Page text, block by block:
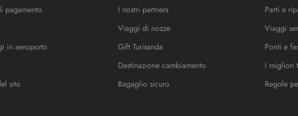
pagamento
in aeroporto
sito
I nostri partners
Viaggi di nozze
Gift Turisanda
Destinazione cambiamento
Bagaglio sicuro
Parti e
Viaggi
Ponti e
I migliori
Regole